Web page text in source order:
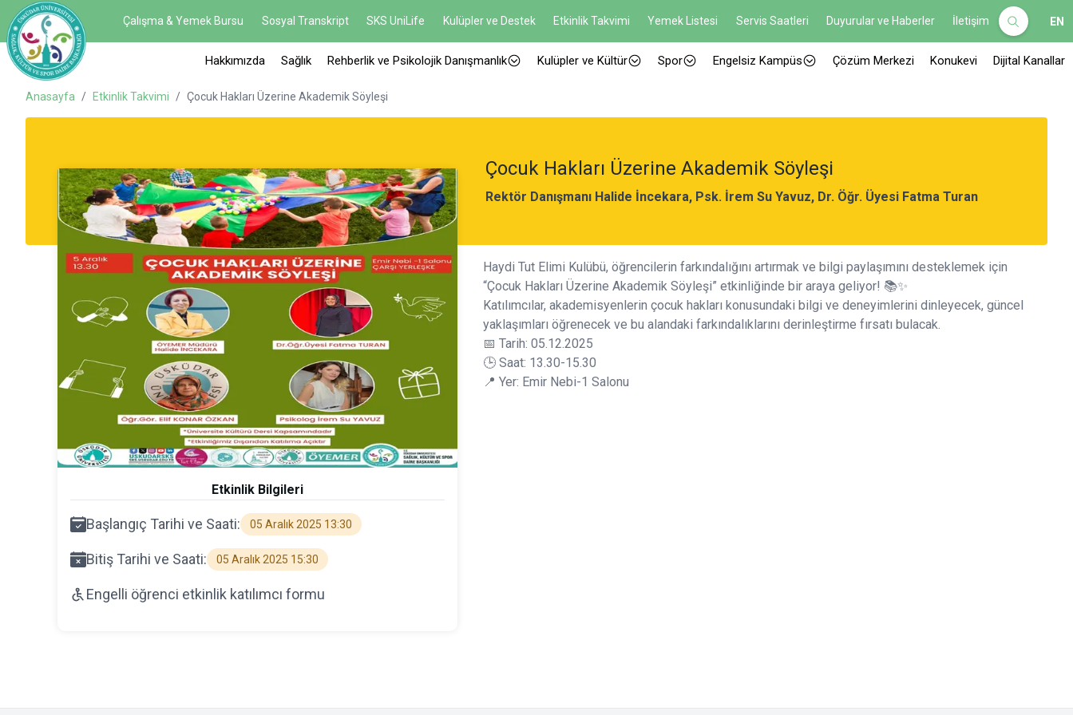
Çalışma & Yemek Bursu Sosyal Transkript SKS UniLife Kulüpler ve Destek Etkinlik Takvimi Yemek Listesi Servis Saatleri Duyurular ve Haberler İletişim EN
Hakkımızda Sağlık Rehberlik ve Psikolojik Danışmanlık Kulüpler ve Kültür Spor Engelsiz Kampüs Çözüm Merkezi Konukevi Dijital Kanallar
Anasayfa / Etkinlik Takvimi / Çocuk Hakları Üzerine Akademik Söyleşi
Çocuk Hakları Üzerine Akademik Söyleşi
Rektör Danışmanı Halide İncekara, Psk. İrem Su Yavuz, Dr. Öğr. Üyesi Fatma Turan
Etkinlik Bilgileri
Başlangıç Tarihi ve Saati: 05 Aralık 2025 13:30
Bitiş Tarihi ve Saati: 05 Aralık 2025 15:30
Engelli öğrenci etkinlik katılımcı formu
Haydi Tut Elimi Kulübü, öğrencilerin farkındalığını artırmak ve bilgi paylaşımını desteklemek için
“Çocuk Hakları Üzerine Akademik Söyleşi” etkinliğinde bir araya geliyor! 📚✨
Katılımcılar, akademisyenlerin çocuk hakları konusundaki bilgi ve deneyimlerini dinleyecek, güncel
yaklaşımları öğrenecek ve bu alandaki farkındalıklarını derinleştirme fırsatı bulacak.
📅 Tarih: 05.12.2025
🕒 Saat: 13.30-15.30
📍 Yer: Emir Nebi-1 Salonu